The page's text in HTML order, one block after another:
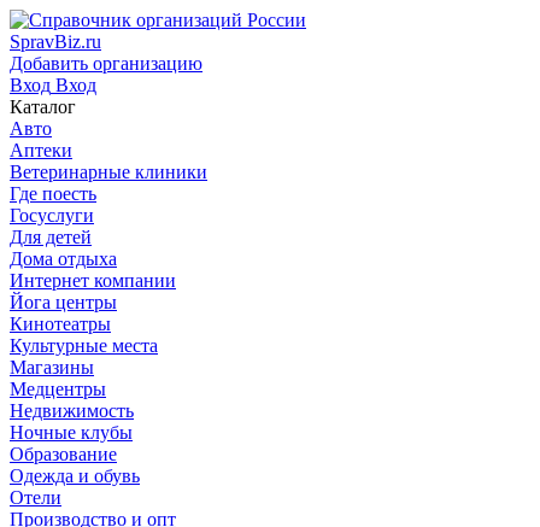
SpravBiz.ru
Добавить организацию
Вход Вход
Каталог
Авто
Аптеки
Ветеринарные клиники
Где поесть
Госуслуги
Для детей
Дома отдыха
Интернет компании
Йога центры
Кинотеатры
Культурные места
Магазины
Медцентры
Недвижимость
Ночные клубы
Образование
Одежда и обувь
Отели
Производство и опт